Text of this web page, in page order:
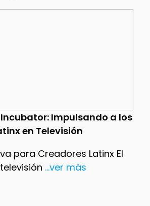
Impulsando a los
en Televisión
para Creadores Latinx El
...ver más